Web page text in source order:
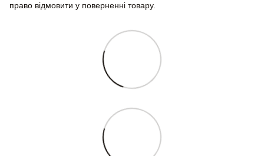
право відмовити у поверненні товару.